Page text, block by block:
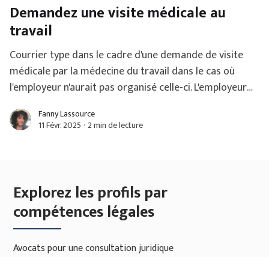
Demandez une visite médicale au
travail
Courrier type dans le cadre d'une demande de visite
médicale par la médecine du travail dans le cas où
l'employeur n'aurait pas organisé celle-ci. L'employeur
prévention lors de l'embauche.
Fanny Lassource
11 Févr. 2025 · 2 min de lecture
Explorez les profils par
compétences légales
Avocats pour une consultation juridique